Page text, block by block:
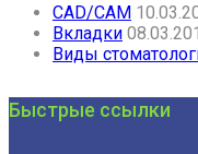
CAD/CAM
Вкладки
Виды
Быстрые ссылки